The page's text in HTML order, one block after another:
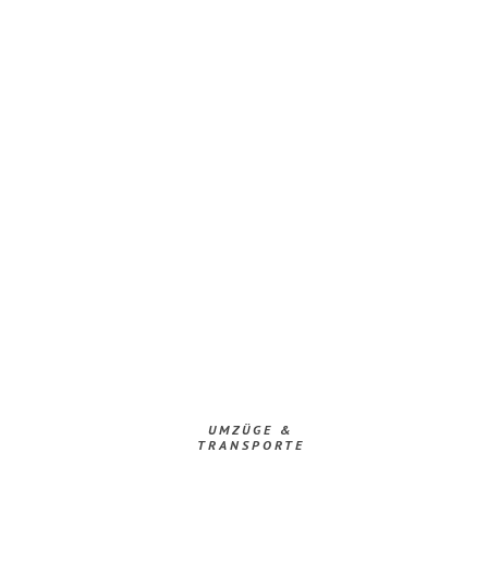
UMZÜGE &
TRANSPORTE